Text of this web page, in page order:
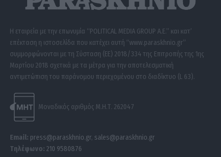
Η εταιρεία με την επωνυμία “POLITICAL MEDIA GROUP A.E.” και κατ’
επέκταση η ιστοσελίδα που κατέχει αυτή “www.paraskhnio.gr”
συμμορφώνονται με τη Σύσταση (ΕΕ) 2018/334 της Επιτροπής της 1ης
Μαρτίου 2018 σχετικά με τα μέτρα για την αποτελεσματική
αντιμετώπιση του παράνομου περιεχομένου στο διαδίκτυο (L 63).
Μοναδικός αριθμός Μ.Η.Τ. 262047
Email: press@paraskhnio.gr, sales@paraskhnio.gr
Τηλέφωνο: 210 9580876